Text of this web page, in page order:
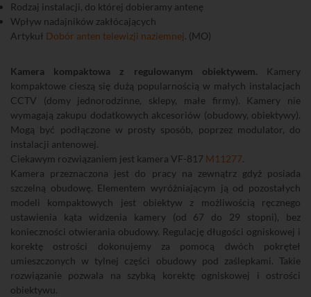
Rodzaj instalacji, do której dobieramy antenę
Wpływ nadajników zakłócających
Artykuł Dobór anten telewizji naziemnej. (MO)
Kamera kompaktowa z regulowanym obiektywem. Kamery
kompaktowe cieszą się dużą popularnością w małych instalacjach
CCTV (domy jednorodzinne, sklepy, małe firmy). Kamery nie
wymagają zakupu dodatkowych akcesoriów (obudowy, obiektywy).
Mogą być podłączone w prosty sposób, poprzez modulator, do
instalacji antenowej.
Ciekawym rozwiązaniem jest kamera VF-817 M11277.
Kamera przeznaczona jest do pracy na zewnątrz gdyż posiada
szczelną obudowę. Elementem wyróżniającym ją od pozostałych
modeli kompaktowych jest obiektyw z możliwością ręcznego
ustawienia kąta widzenia kamery (od 67 do 29 stopni), bez
konieczności otwierania obudowy. Regulację długości ogniskowej i
korektę ostrości dokonujemy za pomocą dwóch pokręteł
umieszczonych w tylnej części obudowy pod zaślepkami. Takie
rozwiązanie pozwala na szybką korektę ogniskowej i ostrości
obiektywu.